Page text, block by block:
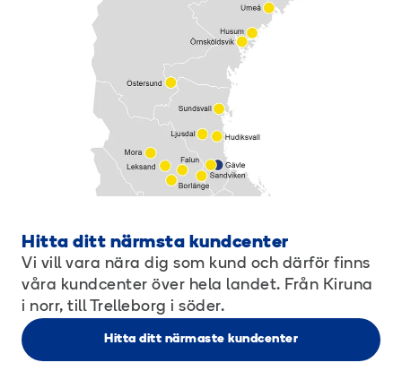
Hitta ditt närmsta kundcenter
Vi vill vara nära dig som kund och därför finns
våra kundcenter över hela landet. Från Kiruna
i norr, till Trelleborg i söder.
Hitta ditt närmaste kundcenter